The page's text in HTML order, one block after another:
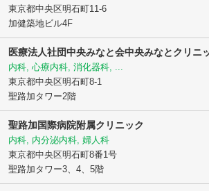
東京都中央区明石町11-6
加健築地ビル4F
医療法人社団中央みなと会中央みなとクリニ
内科, 心療内科, 消化器科, ...
東京都中央区明石町8-1
聖路加タワー2階
聖路加国際病院附属クリニック
内科, 内分泌内科, 婦人科
東京都中央区明石町8番1号
聖路加タワー3、4、5階